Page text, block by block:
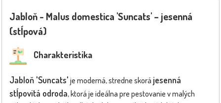
Jabloň - Malus domestica 'Suncats' – jesenná
(stĺpová)
Charakteristika
Jabloň 'Suncats' je moderná, stredne skorá jesenná
stĺpovitá odroda, ktorá je ideálna pre pestovanie v malých